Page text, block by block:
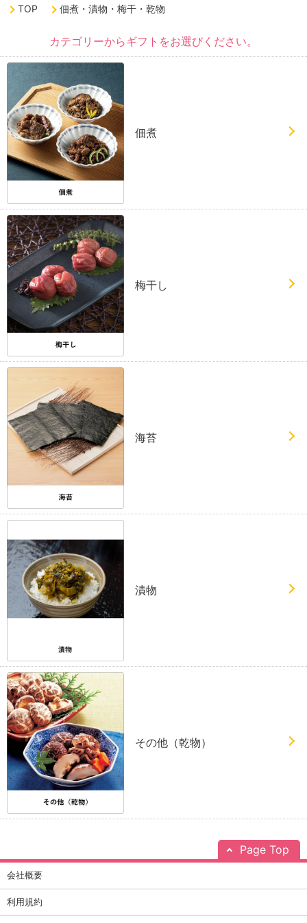
TOP 佃煮・漬物・梅干・乾物
カテゴリーからギフトをお選びください。
佃煮
梅干し
海苔
漬物
その他（乾物）
Page Top
会社概要
利用規約